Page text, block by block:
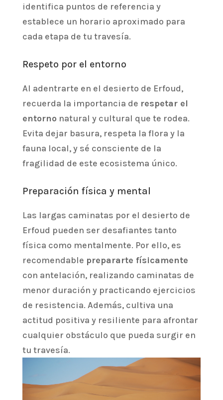
identifica puntos de referencia y
establece un horario aproximado para
cada etapa de tu travesía.
Respeto por el entorno
Al adentrarte en el desierto de Erfoud,
recuerda la importancia de respetar el
entorno natural y cultural que te rodea.
Evita dejar basura, respeta la flora y la
fauna local, y sé consciente de la
fragilidad de este ecosistema único.
Preparación física y mental
Las largas caminatas por el desierto de
Erfoud pueden ser desafiantes tanto
física como mentalmente. Por ello, es
recomendable prepararte físicamente
con antelación, realizando caminatas de
menor duración y practicando ejercicios
de resistencia. Además, cultiva una
actitud positiva y resiliente para afrontar
cualquier obstáculo que pueda surgir en
tu travesía.